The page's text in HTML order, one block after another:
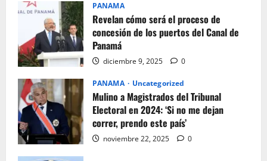
PANAMA
Revelan cómo será el proceso de
concesión de los puertos del Canal de
Panamá
diciembre 9, 2025 0
PANAMA Uncategorized
Mulino a Magistrados del Tribunal
Electoral en 2024: ‘Si no me dejan
correr, prendo este país’
noviembre 22, 2025 0